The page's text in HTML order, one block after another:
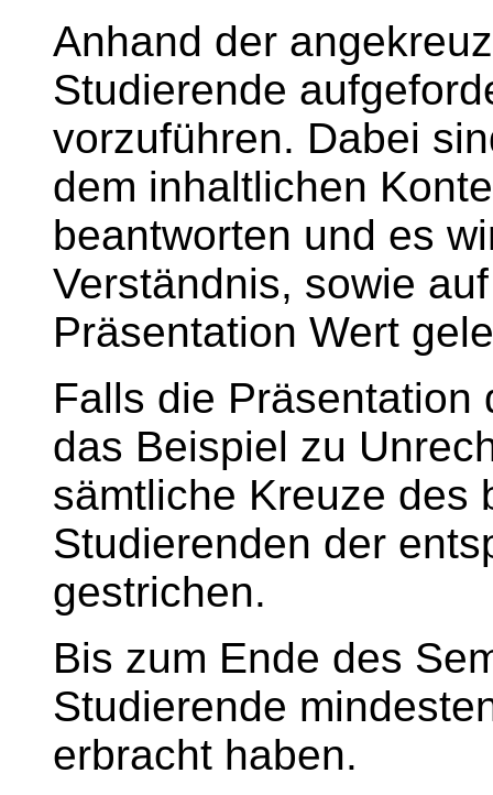
Anhand der
Studierende
vorzuführen. Dabei
dem inhaltlichen
beantworten und es
Verständnis, sowie
Präsentation Wert
Falls die
das Beispiel zu
sämtliche Kreuze des
Studierenden der
gestrichen.
Bis zum Ende des
Studierende
erbracht haben.